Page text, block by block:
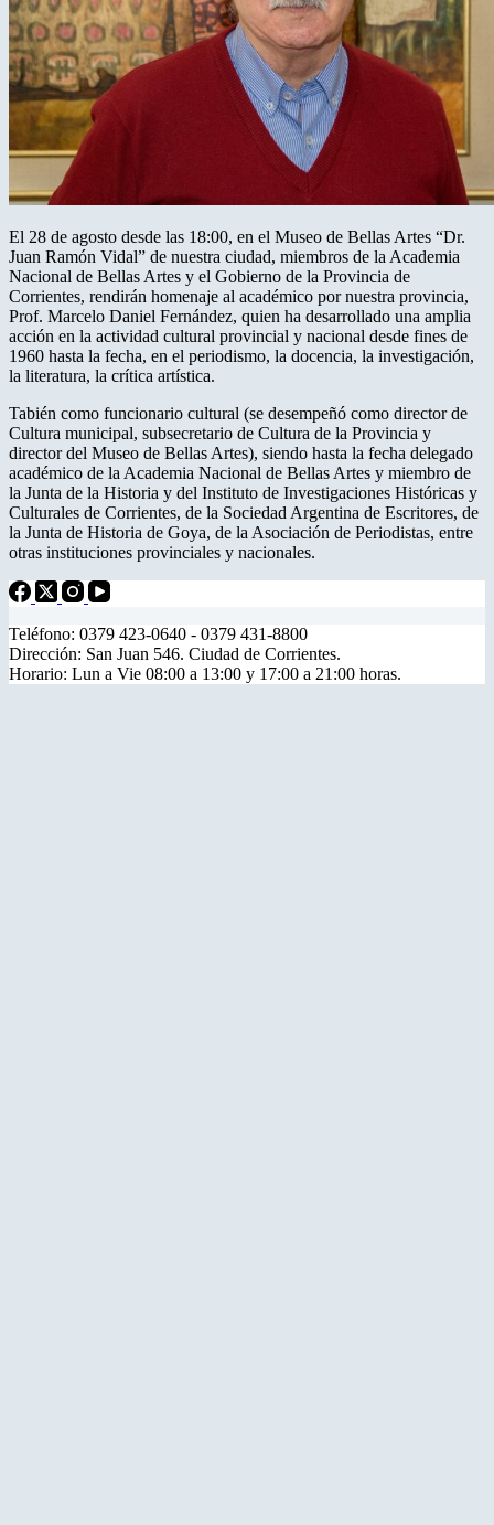
El 28 de agosto desde las 18:00, en el Museo de Bellas Artes “Dr.
Juan Ramón Vidal” de nuestra ciudad, miembros de la Academia
Nacional de Bellas Artes y el Gobierno de la Provincia de
Corrientes, rendirán homenaje al académico por nuestra provincia,
Prof. Marcelo Daniel Fernández, quien ha desarrollado una amplia
acción en la actividad cultural provincial y nacional desde fines de
1960 hasta la fecha, en el periodismo, la docencia, la investigación,
la literatura, la crítica artística.
Tabién como funcionario cultural (se desempeñó como director de
Cultura municipal, subsecretario de Cultura de la Provincia y
director del Museo de Bellas Artes), siendo hasta la fecha delegado
académico de la Academia Nacional de Bellas Artes y miembro de
la Junta de la Historia y del Instituto de Investigaciones Históricas y
Culturales de Corrientes, de la Sociedad Argentina de Escritores, de
la Junta de Historia de Goya, de la Asociación de Periodistas, entre
otras instituciones provinciales y nacionales.
Teléfono: 0379 423-0640 - 0379 431-8800
Dirección: San Juan 546. Ciudad de Corrientes.
Horario: Lun a Vie 08:00 a 13:00 y 17:00 a 21:00 horas.